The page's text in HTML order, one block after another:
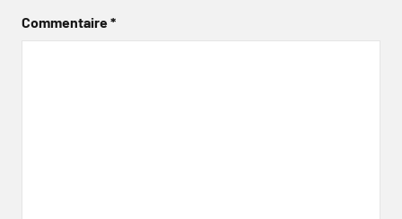
Commentaire*